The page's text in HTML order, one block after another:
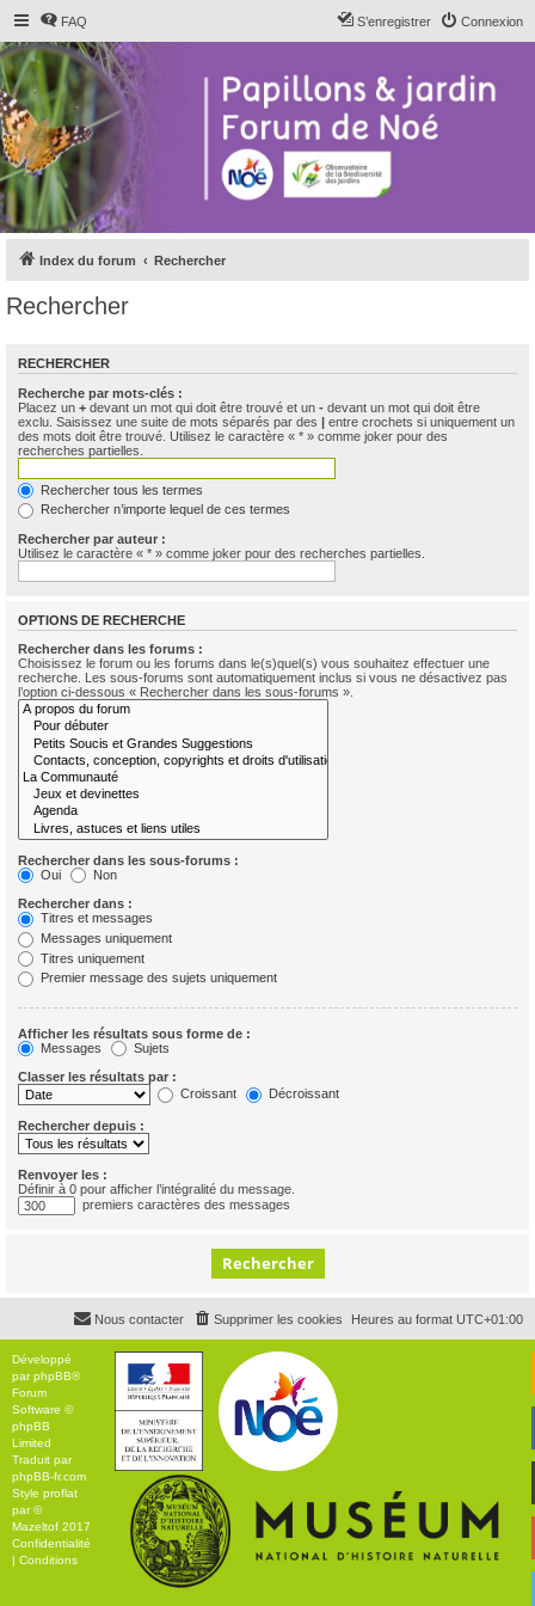
FAQ Connexion
S’enregistrer
Index du forum Rechercher
Rechercher
RECHERCHER
Recherche par mots-clés :
Placez un + devant un mot qui doit être trouvé et un - devant un mot qui doit être
exclu. Saisissez une suite de mots séparés par des | entre crochets si uniquement un
des mots doit être trouvé. Utilisez le caractère « * » comme joker pour des
recherches partielles.
Rechercher tous les termes
Rechercher n’importe lequel de ces termes
Rechercher par auteur :
Utilisez le caractère « * » comme joker pour des recherches partielles.
OPTIONS DE RECHERCHE
Rechercher dans les forums :
Choisissez le forum ou les forums dans le(s)quel(s) vous souhaitez effectuer une
recherche. Les sous-forums sont automatiquement inclus si vous ne désactivez pas
l’option ci-dessous « Rechercher dans les sous-forums ».
Rechercher dans les sous-forums :
Oui
Non
Rechercher dans :
Titres et messages
Messages uniquement
Titres uniquement
Premier message des sujets uniquement
Afficher les résultats sous forme de :
Messages
Sujets
Classer les résultats par :
Croissant
Décroissant
Rechercher depuis :
Renvoyer les :
Définir à 0 pour afficher l’intégralité du message.
premiers caractères des messages
Heures au format UTC+01:00
Supprimer les cookies
Nous contacter
Développé
parphpBB®
Forum
Software ©
phpBB
Limited
Traduit par
phpBB-fr.com
Style proflat
par ©
Mazeltof 2017
Confidentialité
Conditions